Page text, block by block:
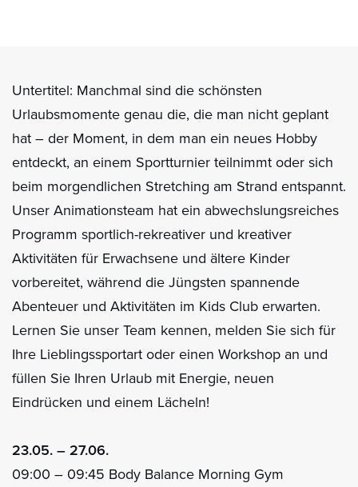
Untertitel: Manchmal sind die schönsten
Urlaubsmomente genau die, die man nicht geplant
hat – der Moment, in dem man ein neues Hobby
entdeckt, an einem Sportturnier teilnimmt oder sich
beim morgendlichen Stretching am Strand entspannt.
Unser Animationsteam hat ein abwechslungsreiches
Programm sportlich-rekreativer und kreativer
Aktivitäten für Erwachsene und ältere Kinder
vorbereitet, während die Jüngsten spannende
Abenteuer und Aktivitäten im Kids Club erwarten.
Lernen Sie unser Team kennen, melden Sie sich für
Ihre Lieblingssportart oder einen Workshop an und
füllen Sie Ihren Urlaub mit Energie, neuen
Eindrücken und einem Lächeln!
23.05. – 27.06.
09:00 – 09:45 Body Balance Morning Gym